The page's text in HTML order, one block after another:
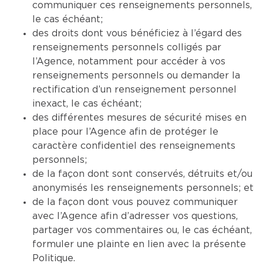
communiquer ces renseignements personnels,
le cas échéant;
des droits dont vous bénéficiez à l’égard des
renseignements personnels colligés par
l’Agence, notamment pour accéder à vos
renseignements personnels ou demander la
rectification d’un renseignement personnel
inexact, le cas échéant;
des différentes mesures de sécurité mises en
place pour l’Agence afin de protéger le
caractère confidentiel des renseignements
personnels;
de la façon dont sont conservés, détruits et/ou
anonymisés les renseignements personnels; et
de la façon dont vous pouvez communiquer
avec l’Agence afin d’adresser vos questions,
partager vos commentaires ou, le cas échéant,
formuler une plainte en lien avec la présente
Politique.